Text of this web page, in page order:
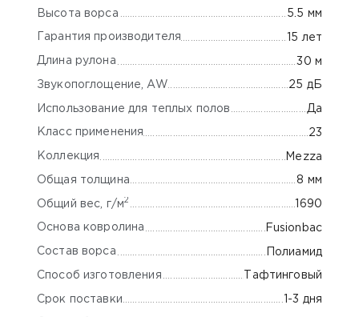
Высота ворса 5.5 мм
Гарантия производителя 15 лет
Длина рулона 30 м
Звукопоглощение, AW 25 дБ
Использование для теплых полов Да
Класс применения 23
Коллекция Mezza
Общая толщина 8 мм
Общий вес, г/м2 1690
Основа ковролина Fusionbac
Состав ворса Полиамид
Способ изготовления Тафтинговый
Срок поставки 1-3 дня